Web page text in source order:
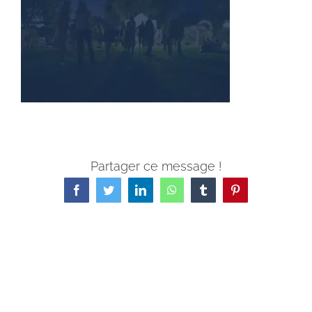
Partager ce message !
FacebookTwitterLinkedInWhatsAppTumblr